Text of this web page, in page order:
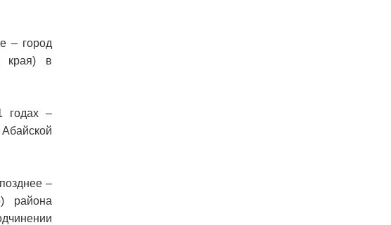
– город
края) в
годах –
–
района